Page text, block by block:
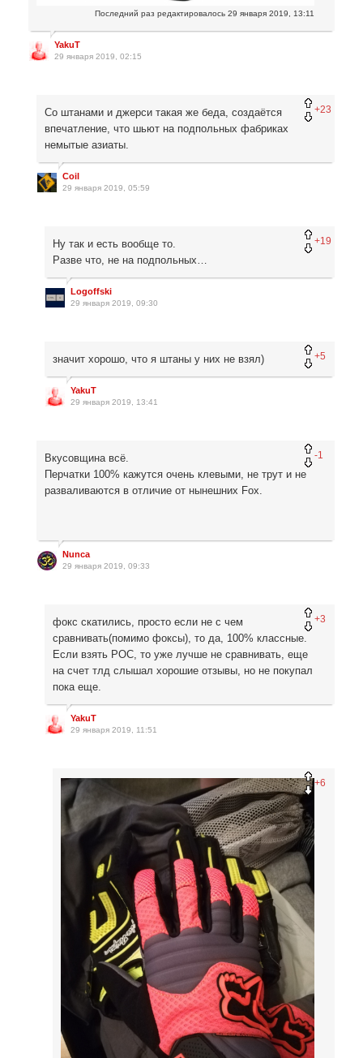
Последний раз редактировалось 29 января 2019, 13:11
YakuT
29 января 2019, 02:15
+23
Со штанами и джерси такая же беда, создаётся
впечатление, что шьют на подпольных фабриках
немытые азиаты.
Coil
29 января 2019, 05:59
+19
Ну так и есть вообще то.
Разве что, не на подпольных…
Logoffski
29 января 2019, 09:30
+5
значит хорошо, что я штаны у них не взял)
YakuT
29 января 2019, 13:41
-1
Вкусовщина всё.
Перчатки 100% кажутся очень клевыми, не трут и не
разваливаются в отличие от нынешних Fox.
Nunca
29 января 2019, 09:33
+3
фокс скатились, просто если не с чем
сравнивать(помимо фоксы), то да, 100% классные.
Если взять POC, то уже лучше не сравнивать, еще
на счет тлд слышал хорошие отзывы, но не покупал
пока еще.
YakuT
29 января 2019, 11:51
+6